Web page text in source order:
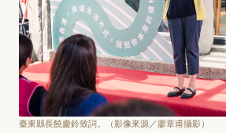
臺東縣長饒慶鈴致詞。（影像來源／廖章甫攝影）